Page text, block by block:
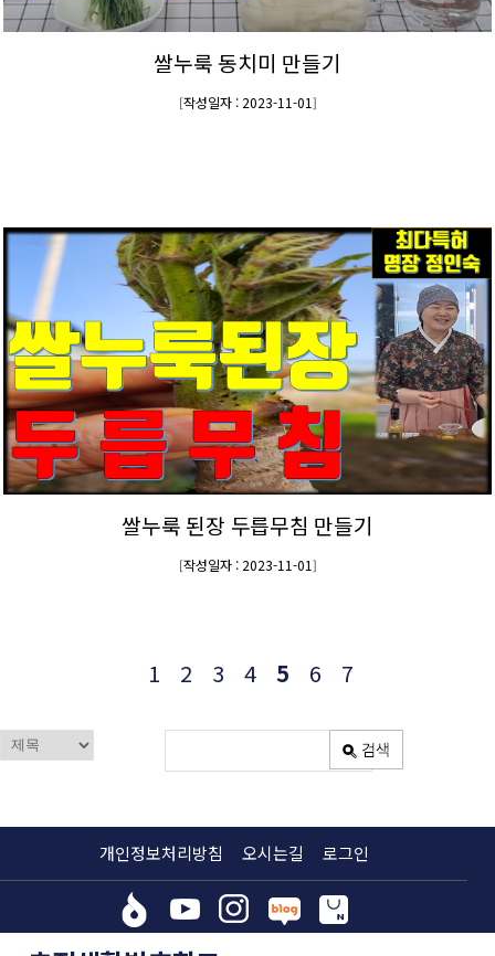
쌀누룩 동치미 만들기
[작성일자 : 2023-11-01]
쌀누룩 된장 두릅무침 만들기
[작성일자 : 2023-11-01]
1 2 3 4 5 6 7
개인정보처리방침 오시는길 로그인